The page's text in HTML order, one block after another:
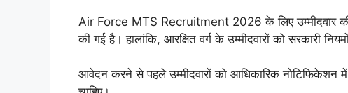
Air Force MTS Recruitment 2026 के लिए उम्मीदवार
की गई है। हालांकि, आरक्षित वर्ग के उम्मीदवारों को सरकारी
आवेदन करने से पहले उम्मीदवारों को आधिकारिक